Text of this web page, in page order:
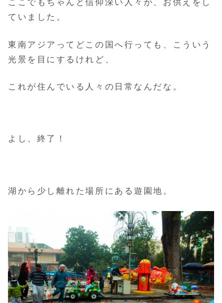
ここでもちゃんと信仰深い人々が、お供えをし
ていました。
東南アジアってどこの国へ行っても、こういう
光景を目にするけれど、
これが住んでいる人々の日常なんだな。
よし、終了！
湖から少し離れた場所にある遊園地。